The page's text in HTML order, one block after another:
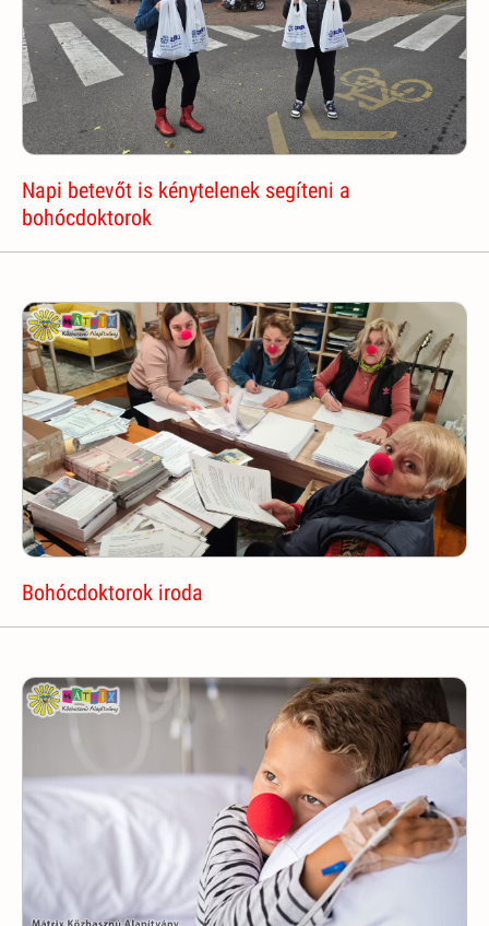
Napi betevőt is kénytelenek segíteni a
bohócdoktorok
Bohócdoktorok iroda